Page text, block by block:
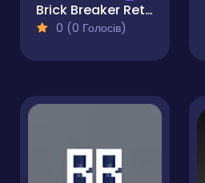
Brick Breaker Retro
0 (0 Голосів)